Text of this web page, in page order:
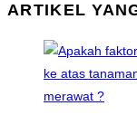
ARTIKEL